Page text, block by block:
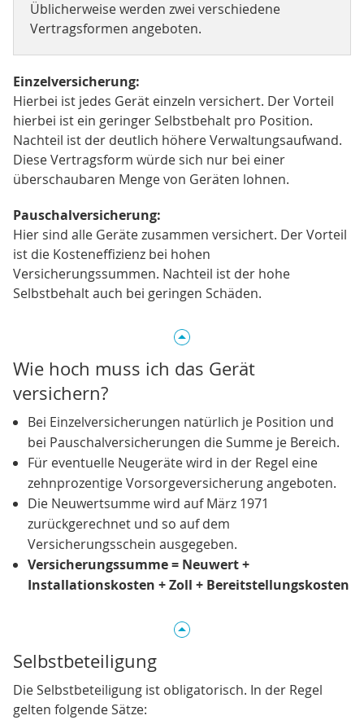
Üblicherweise werden zwei verschiedene
Vertragsformen angeboten.
Einzelversicherung:
Hierbei ist jedes Gerät einzeln versichert. Der Vorteil
hierbei ist ein geringer Selbstbehalt pro Position.
Nachteil ist der deutlich höhere Verwaltungsaufwand.
Diese Vertragsform würde sich nur bei einer
überschaubaren Menge von Geräten lohnen.
Pauschalversicherung:
Hier sind alle Geräte zusammen versichert. Der Vorteil
ist die Kosteneffizienz bei hohen
Versicherungssummen. Nachteil ist der hohe
Selbstbehalt auch bei geringen Schäden.
Wie hoch muss ich das Gerät
versichern?
Bei Einzelversicherungen natürlich je Position und
bei Pauschalversicherungen die Summe je Bereich.
Für eventuelle Neugeräte wird in der Regel eine
zehnprozentige Vorsorgeversicherung angeboten.
Die Neuwertsumme wird auf März 1971
zurückgerechnet und so auf dem
Versicherungsschein ausgegeben.
Versicherungssumme = Neuwert +
Installationskosten + Zoll + Bereitstellungskosten
Selbstbeteiligung
Die Selbstbeteiligung ist obligatorisch. In der Regel
gelten folgende Sätze: